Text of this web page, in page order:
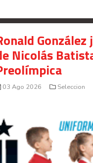
Nicolás
03 Ago 2026 Seleccion